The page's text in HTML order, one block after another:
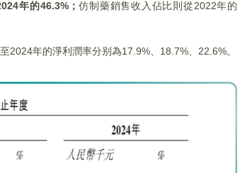
年的46.3%； 仿制藥銷售收入佔比則從2022年的
年的淨利潤率分别為17.9%、18.7%、22.6%。